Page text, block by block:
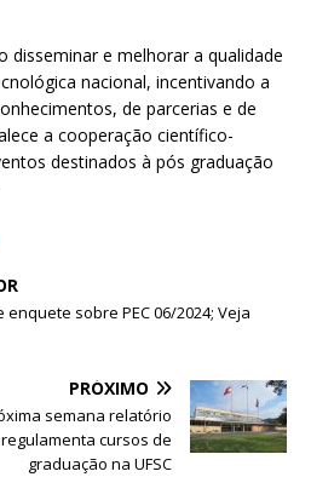
e melhorar a qualidade
nacional, incentivando a
de parcerias e de
a cooperação científico-
destinados à pós graduação
enquete sobre PEC 06/2024; Veja
PRÓXIMO
semana relatório
cursos de
graduação na UFSC